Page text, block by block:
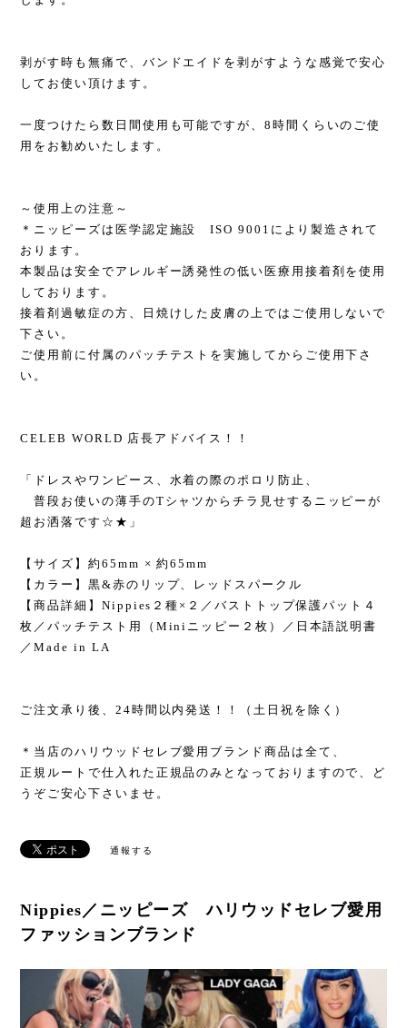
剥がす時も無痛で、バンドエイドを剥がすような感覚で安心
してお使い頂けます。
一度つけたら数日間使用も可能ですが、8時間くらいのご使
用をお勧めいたします。
～使用上の注意～
＊ニッピーズは医学認定施設 ISO 9001により製造されて
おります。
本製品は安全でアレルギー誘発性の低い医療用接着剤を使用
しております。
接着剤過敏症の方、日焼けした皮膚の上ではご使用しないで
下さい。
ご使用前に付属のパッチテストを実施してからご使用下さ
い。
CELEB WORLD 店長アドバイス！！
「ドレスやワンピース、水着の際のポロリ防止、
普段お使いの薄手のTシャツからチラ見せするニッピーが
超お洒落です☆★」
【サイズ】約65mm × 約65mm
【カラー】黒&赤のリップ、レッドスパークル
【商品詳細】Nippies２種×２／バストトップ保護パット４
枚／パッチテスト用（Miniニッピー２枚）／日本語説明書
／Made in LA
ご注文承り後、24時間以内発送！！（土日祝を除く）
＊当店のハリウッドセレブ愛用ブランド商品は全て、
正規ルートで仕入れた正規品のみとなっておりますので、ど
うぞご安心下さいませ。
通報する
Nippies／ニッピーズ ハリウッドセレブ愛用
ファッションブランド